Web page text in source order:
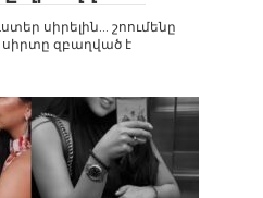
սիրելին… շոումենը
սիրտը զբաղված է